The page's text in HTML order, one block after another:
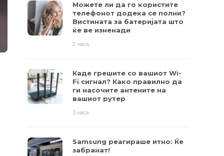
Можете ли да го користите
телефонот додека се полни?
Вистината за батеријата што
ќе ве изненади
2 часа
Каде грешите со вашиот Wi-
Fi сигнал? Како правилно да
ги насочите антените на
вашиот рутер
3 часа
Samsung реагираше итно: Ќе
забранат!